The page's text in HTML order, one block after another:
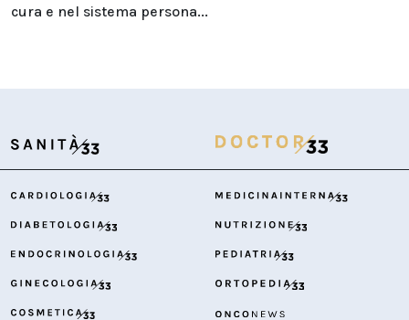
cura e nel sistema persona...